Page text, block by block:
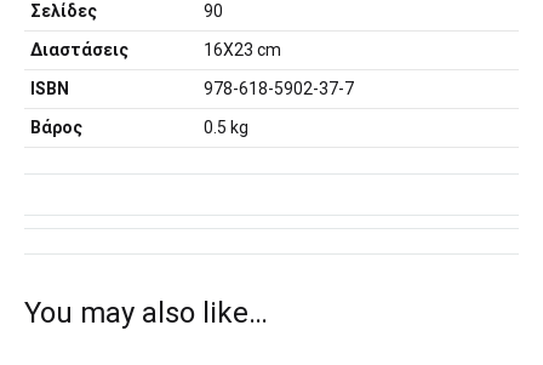
Σελίδες
90
Διαστάσεις
16X23 cm
ISBN
978-618-5902-37-7
Βάρος
0.5 kg
You may also like…